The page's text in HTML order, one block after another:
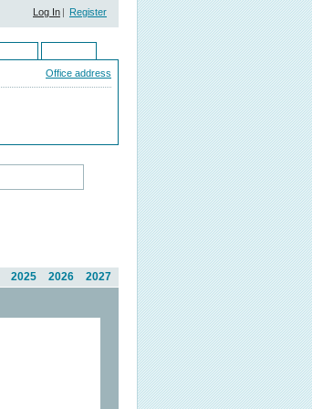
Log In | Register
Office address
2027
2026
2025